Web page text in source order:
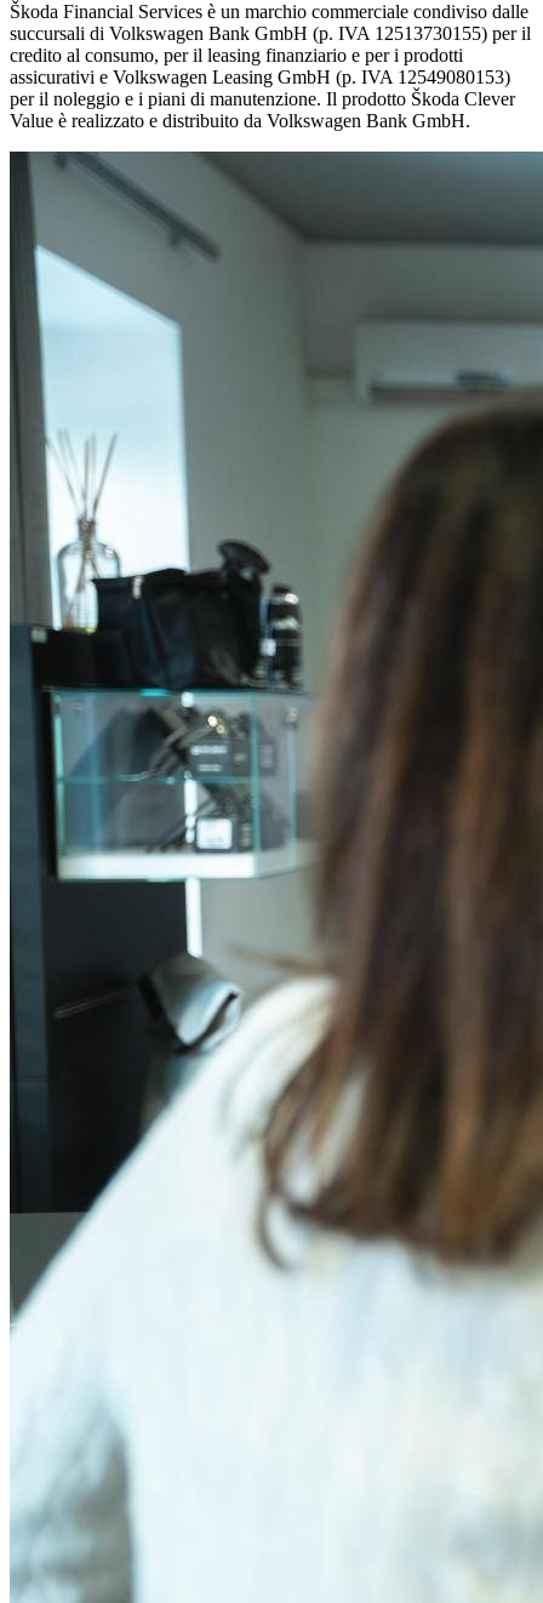
Škoda Financial Services è un marchio commerciale condiviso dalle
succursali di Volkswagen Bank GmbH (p. IVA 12513730155) per il
credito al consumo, per il leasing finanziario e per i prodotti
assicurativi e Volkswagen Leasing GmbH (p. IVA 12549080153)
per il noleggio e i piani di manutenzione. Il prodotto Škoda Clever
Value è realizzato e distribuito da Volkswagen Bank GmbH.